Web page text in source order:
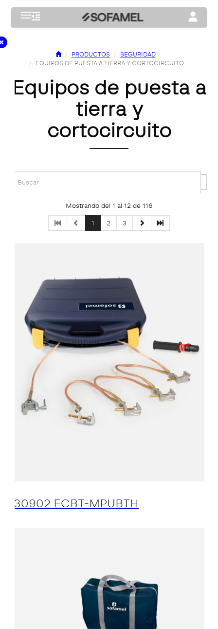
Toggle navigation Toggle
PRODUCTOS
SEGURIDAD
EQUIPOS DE PUESTA A TIERRA Y CORTOCIRCUITO
equipos de puesta a
tierra y
cortocircuito
Mostrando del 1 al 12 de 116
1 2 3
30902 ECBT-MPUBTH